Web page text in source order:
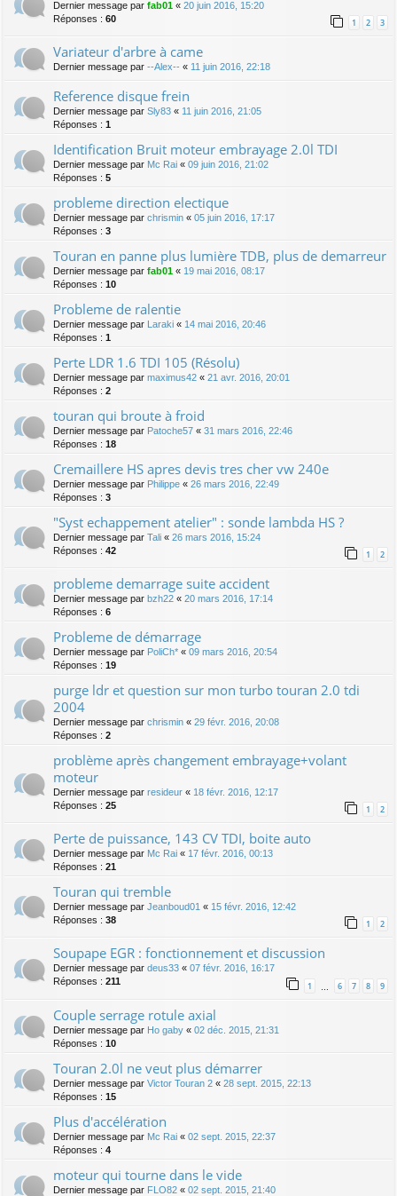
Dernier message par fab01 « 20 juin 2016, 15:20
Réponses : 60 1 2 3
Variateur d'arbre à came
Dernier message par --Alex-- « 11 juin 2016, 22:18
Reference disque frein
Dernier message par Sly83 « 11 juin 2016, 21:05
Réponses : 1
Identification Bruit moteur embrayage 2.0l TDI
Dernier message par Mc Rai « 09 juin 2016, 21:02
Réponses : 5
probleme direction electique
Dernier message par chrismin « 05 juin 2016, 17:17
Réponses : 3
Touran en panne plus lumière TDB, plus de demarreur
Dernier message par fab01 « 19 mai 2016, 08:17
Réponses : 10
Probleme de ralentie
Dernier message par Laraki « 14 mai 2016, 20:46
Réponses : 1
Perte LDR 1.6 TDI 105 (Résolu)
Dernier message par maximus42 « 21 avr. 2016, 20:01
Réponses : 2
touran qui broute à froid
Dernier message par Patoche57 « 31 mars 2016, 22:46
Réponses : 18
Cremaillere HS apres devis tres cher vw 240e
Dernier message par Philippe « 26 mars 2016, 22:49
Réponses : 3
"Syst echappement atelier" : sonde lambda HS ?
Dernier message par Tali « 26 mars 2016, 15:24
Réponses : 42 1 2
probleme demarrage suite accident
Dernier message par bzh22 « 20 mars 2016, 17:14
Réponses : 6
Probleme de démarrage
Dernier message par PoliCh* « 09 mars 2016, 20:54
Réponses : 19
purge ldr et question sur mon turbo touran 2.0 tdi
2004
Dernier message par chrismin « 29 févr. 2016, 20:08
Réponses : 2
problème après changement embrayage+volant
moteur
Dernier message par resideur « 18 févr. 2016, 12:17
Réponses : 25 1 2
Perte de puissance, 143 CV TDI, boite auto
Dernier message par Mc Rai « 17 févr. 2016, 00:13
Réponses : 21
Touran qui tremble
Dernier message par Jeanboud01 « 15 févr. 2016, 12:42
Réponses : 38 1 2
Soupape EGR : fonctionnement et discussion
Dernier message par deus33 « 07 févr. 2016, 16:17
Réponses : 211 1 6 7 8 9
Couple serrage rotule axial
Dernier message par Ho gaby « 02 déc. 2015, 21:31
Réponses : 10
Touran 2.0l ne veut plus démarrer
Dernier message par Victor Touran 2 « 28 sept. 2015, 22:13
Réponses : 15
Plus d'accélération
Dernier message par Mc Rai « 02 sept. 2015, 22:37
Réponses : 4
moteur qui tourne dans le vide
Dernier message par FLO82 « 02 sept. 2015, 21:40